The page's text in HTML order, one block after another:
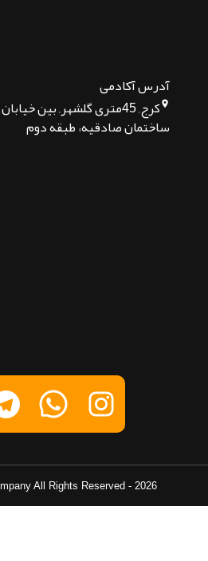
آدرس آکادمی
کرج, 45متری گلشهر, بین
ساختمان صادقیه، طبقه دوم
2026
-
All Rights Reserved ©
تماس
پیام در
پیام در